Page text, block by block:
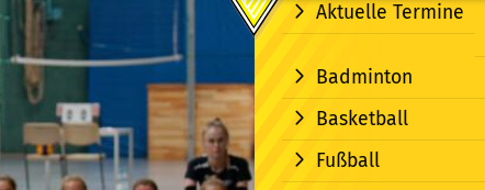
Aktuelle Termine
Badminton
Basketball
Fußball